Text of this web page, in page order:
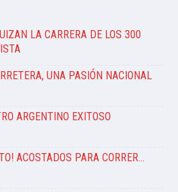
LA CARRERA DE LOS 300
UNA PASIÓN NACIONAL
ARGENTINO EXITOSO
ACOSTADOS PARA CORRER…